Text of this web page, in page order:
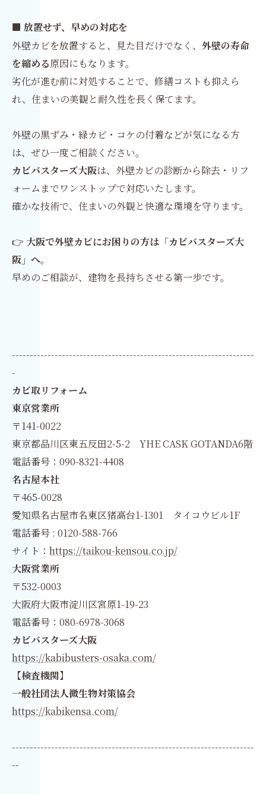
■ 放置せず、早めの対応を
外壁カビを放置すると、見た目だけでなく、 外壁の寿命
を縮める原因にもなります。
劣化が進む前に対処することで、修繕コストも抑えら
れ、住まいの美観と耐久性を長く保てます。
外壁の黒ずみ・緑カビ・コケの付着などが気になる方
は、ぜひ一度ご相談ください。
カビバスターズ大阪は、外壁カビの診断から除去・リフ
ォームまでワンストップで対応いたします。
確かな技術で、住まいの外観と快適な環境を守ります。
👉 大阪で外壁カビにお困りの方は「カビバスターズ大
阪」へ。
早めのご相談が、建物を長持ちさせる第一歩です。
--------------------------------------------------------------------
-
カビ取リフォーム
東京営業所
〒141-0022
東京都品川区東五反田2-5-2 YHE CASK GOTANDA6階
電話番号：090-8321-4408
名古屋本社
〒465-0028
愛知県名古屋市名東区猪高台1-1301 タイコウビル1F
電話番号 : 0120-588-766
サイト： https://taikou-kensou.co.jp/
大阪営業所
〒532-0003
大阪府大阪市淀川区宮原1-19-23
電話番号：080-6978-3068
カビバスターズ大阪
https://kabibusters-osaka.com/
【検査機関】
一般社団法人微生物対策協会
https://kabikensa.com/
--------------------------------------------------------------------
--